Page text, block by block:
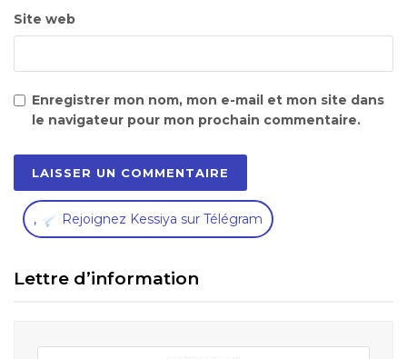
Site web
Enregistrer mon nom, mon e-mail et mon site dans
le navigateur pour mon prochain commentaire.
, Rejoignez Kessiya sur Télégram
Lettre d’information